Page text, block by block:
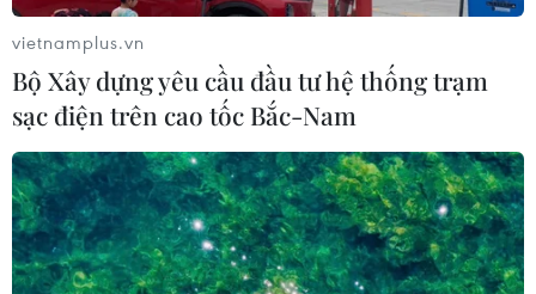
vietnamplus.vn
Bộ Xây dựng yêu cầu đầu tư hệ thống trạm
sạc điện trên cao tốc Bắc-Nam